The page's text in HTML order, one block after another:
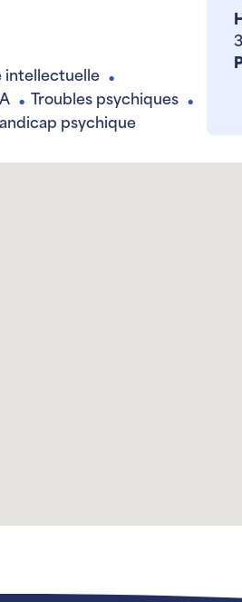
intellectuelle ●
● Troubles psychiques ●
psychique